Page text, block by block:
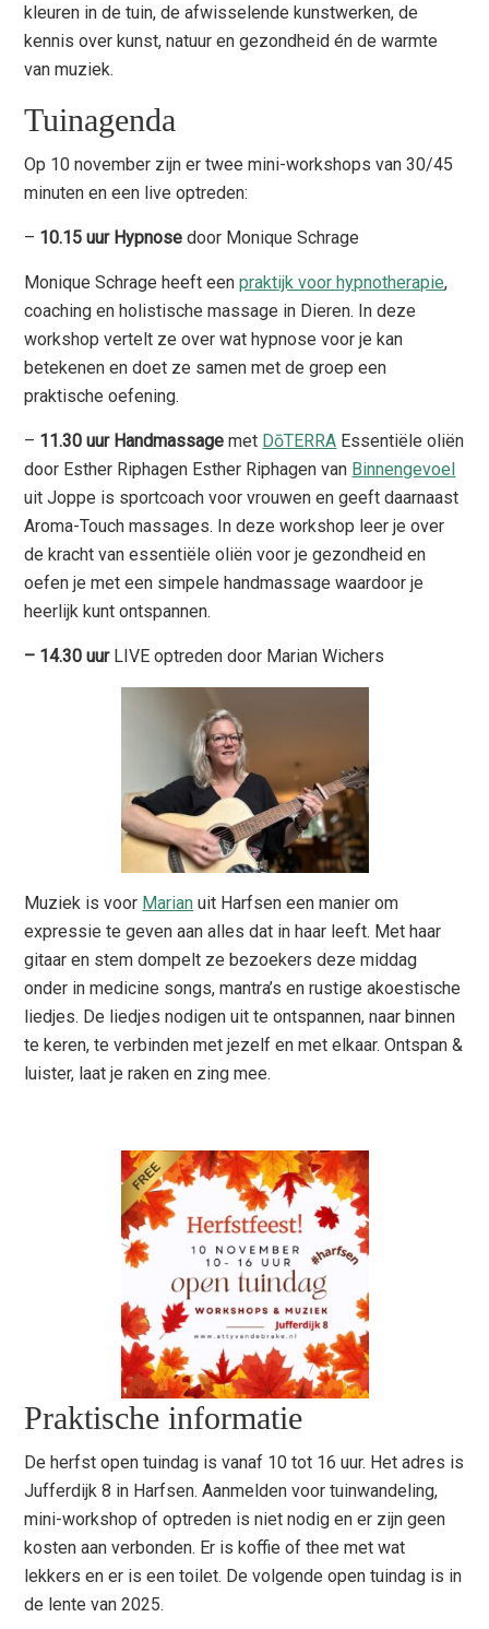
kleuren in de tuin, de afwisselende kunstwerken, de
kennis over kunst, natuur en gezondheid én de warmte
van muziek.
Tuinagenda
Op 10 november zijn er twee mini-workshops van 30/45
minuten en een live optreden:
– 10.15 uur Hypnose door Monique Schrage
Monique Schrage heeft eenpraktijk voor hypnotherapie,
coaching en holistische massage in Dieren. In deze
workshop vertelt ze over wat hypnose voor je kan
betekenen en doet ze samen met de groep een
praktische oefening.
– 11.30 uur Handmassage met DōTERRA Essentiële oliën
door Esther Riphagen Esther Riphagen van Binnengevoel
uit Joppe is sportcoach voor vrouwen en geeft daarnaast
Aroma-Touch massages. In deze workshop leer je over
de kracht van essentiële oliën voor je gezondheid en
oefen je met een simpele handmassage waardoor je
heerlijk kunt ontspannen.
– 14.30 uur LIVE optreden door Marian Wichers
Muziek is voor Marian uit Harfsen een manier om
expressie te geven aan alles dat in haar leeft. Met haar
gitaar en stem dompelt ze bezoekers deze middag
onder in medicine songs, mantra’s en rustige akoestische
liedjes. De liedjes nodigen uit te ontspannen, naar binnen
te keren, te verbinden met jezelf en met elkaar. Ontspan &
luister, laat je raken en zing mee.
Praktische informatie
De herfst open tuindag is vanaf 10 tot 16 uur. Het adres is
Jufferdijk 8 in Harfsen. Aanmelden voor tuinwandeling,
mini-workshop of optreden is niet nodig en er zijn geen
kosten aan verbonden. Er is koffie of thee met wat
lekkers en er is een toilet. De volgende open tuindag is in
de lente van 2025.